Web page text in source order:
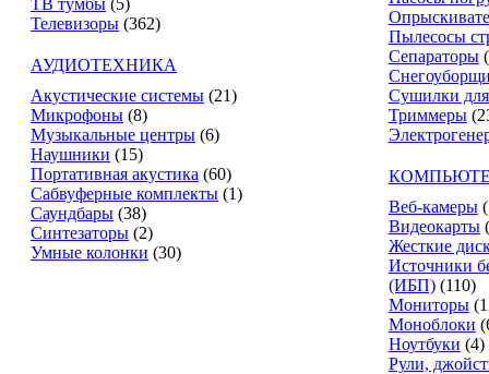
ТВ тумбы (5)
Телевизоры (362)
АУДИОТЕХНИКА
Акустические системы (21)
Микрофоны (8)
Музыкальные центры (6)
Наушники (15)
Портативная акустика (60)
Сабвуферные комплекты (1)
Саундбары (38)
Синтезаторы (2)
Умные колонки (30)
Пылесосы
Сепараторы
Сушилки
Триммеры
Веб-камеры
Видеокарты
Жесткие
Источники
(ИБП) (110)
Мониторы
Моноблоки
Ноутбуки (4)
Рули,